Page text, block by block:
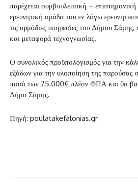
παρέχεται συμβουλευτική –
ερευνητική ομάδα του εν λόγω
τις αρμόδιες υπηρεσίες του Δήμου Σάμης,
και μεταφορά τεχνογνωσίας.
Ο συνολικός προϋπολογισμός για την
εξόδων για την υλοποίηση της παρούσας
ποσό των 75.000€ πλέον ΦΠΑ και θα
Δήμο Σάμης.
Πηγή: poulatakefalonias.gr